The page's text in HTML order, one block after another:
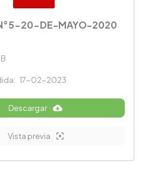
20-DE-MAYO-2020
17-02-2023
Descargar
Vista previa